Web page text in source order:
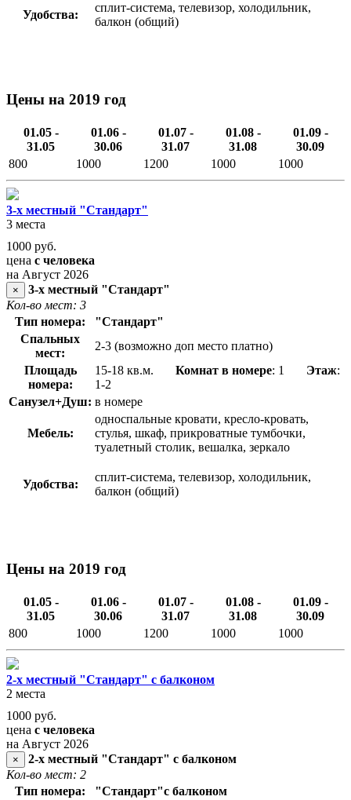
Удобства:
сплит-система, телевизор, холодильник,
балкон (общий)
Цены на 2019 год
01.05 -
31.05
01.06 -
30.06
01.07 -
31.07
01.08 -
31.08
01.09 -
30.09
800
1000 1200 1000 1000
3-х местный "Стандарт"
3 места
1000 руб.
цена с человека
на Август 2026
×
3-х местный "Стандарт"
Кол-во мест: 3
Тип номера:
"Стандарт"
Спальных
мест:
2-3 (возможно доп место платно)
Площадь
номера:
15-18 кв.м. Комнат в номере: 1 Этаж:
1-2
Санузел+Душ: в номере
Мебель:
односпальные кровати, кресло-кровать,
стулья, шкаф, прикроватные тумбочки,
туалетный столик, вешалка, зеркало
Удобства:
сплит-система, телевизор, холодильник,
балкон (общий)
Цены на 2019 год
01.05 -
31.05
01.06 -
30.06
01.07 -
31.07
01.08 -
31.08
01.09 -
30.09
800
1000 1200 1000 1000
2-х местный "Стандарт" с балконом
2 места
1000 руб.
цена с человека
на Август 2026
×
2-х местный "Стандарт" с балконом
Кол-во мест: 2
Тип номера:
"Стандарт"с балконом